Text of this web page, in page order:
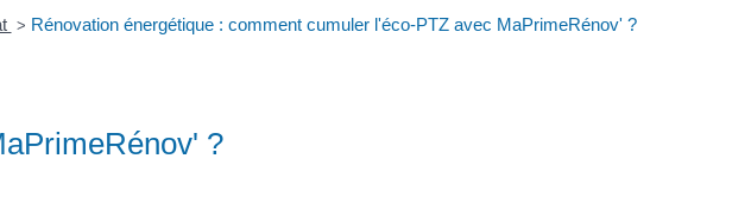
> Rénovation énergétique : comment cumuler l'éco-PTZ avec MaPrimeRénov' ?
?